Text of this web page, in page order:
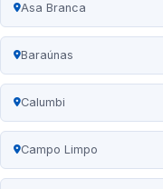
Asa Branca
Baraúnas
Calumbi
Campo Limpo